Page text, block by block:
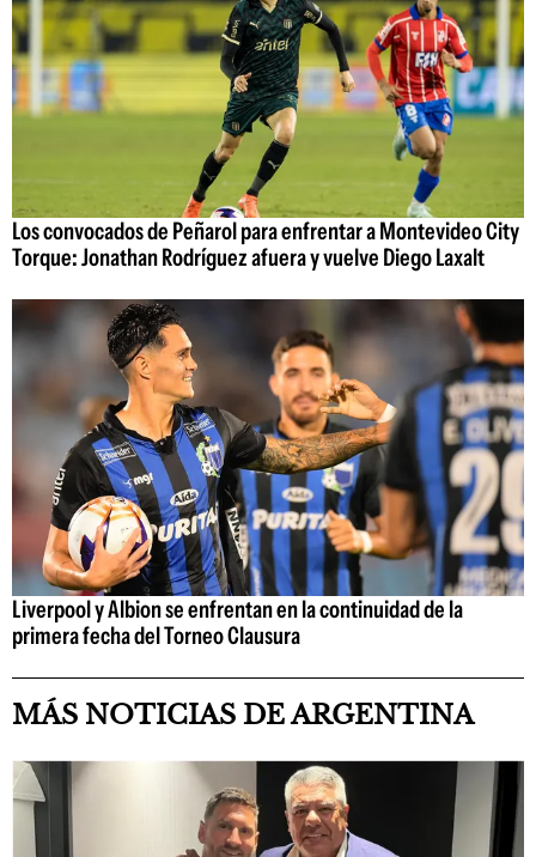
Los convocados de Peñarol para enfrentar a Montevideo City
Torque: Jonathan Rodríguez afuera y vuelve Diego Laxalt
Liverpool y Albion se enfrentan en la continuidad de la
primera fecha del Torneo Clausura
MÁS NOTICIAS DE ARGENTINA